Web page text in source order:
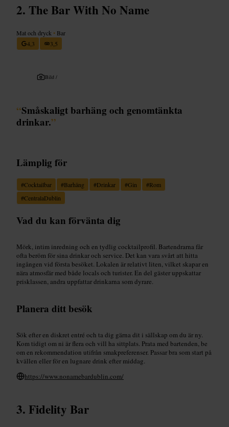
The Bar With No Name
Mat och dryck • Bar
4,3
3,5
Bild /
“Småskaligt barhäng och genomtänkta
drinkar.”
Lämplig för
#Cocktailbar #Barhäng #Drinkar #Gin #Rom
#CentralaDublin
Vad du kan förvänta dig
Mörk, intim inredning och en tydlig cocktailprofil. Bartendrarna får
ofta beröm för sina drinkar och service. Det kan vara svårt att hitta
ingången vid första besöket. Lokalen är relativt liten, vilket skapar en
nära atmosfär med både locals och turister. En del gäster uppskattar
prisklassen, andra uppfattar drinkarna som dyrare.
Planera ditt besök
Sök efter en diskret entré och ta dig gärna dit i sällskap om du är ny.
Kom tidigt om ni är flera och vill ha sittplats. Prata med bartenden, be
om en rekommendation utifrån smakpreferenser. Passar bra som start på
kvällen eller för en lugnare drink efter middag.
https://www.nonamebardublin.com/
Fidelity Bar